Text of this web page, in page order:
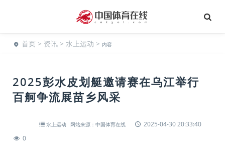
首页 > 资讯 > 水上运动 > 内容
2025彭水皮划艇邀请赛在乌江举行
百舸争流展苗乡风采
水上运动 网站来源：中国体育在线
2025-04-30 20:33:40
0